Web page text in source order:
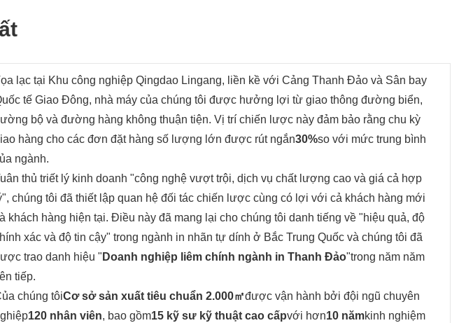
lạc tại Khu công nghiệp Qingdao Lingang, liền kề với Cảng Thanh Đảo và Sân bay
tế Giao Đông, nhà máy của chúng tôi được hưởng lợi từ giao thông đường biển,
bộ và đường hàng không thuận tiện. Vị trí chiến lược này đảm bảo rằng chu kỳ
hàng cho các đơn đặt hàng số lượng lớn được rút ngắn30%so với mức trung bình
ngành.
thủ triết lý kinh doanh "công nghệ vượt trội, dịch vụ chất lượng cao và giá cả hợp
chúng tôi đã thiết lập quan hệ đối tác chiến lược cùng có lợi với cả khách hàng mới
khách hàng hiện tại. Điều này đã mang lại cho chúng tôi danh tiếng về "hiệu quả, độ
xác và độ tin cậy" trong ngành in nhãn tự dính ở Bắc Trung Quốc và chúng tôi đã
trao danh hiệu " Doanh nghiệp liêm chính ngành in Thanh Đảo"trong năm năm
tiếp.
chúng tôiCơ sở sản xuất tiêu chuẩn 2.000㎡được vận hành bởi đội ngũ chuyên
120 nhân viên, bao gồm15 kỹ sư kỹ thuật cao cấpvới hơn10 nămkinh nghiệm